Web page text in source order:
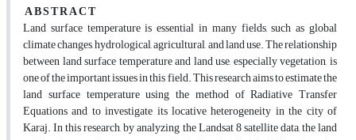
A B S T R A C T
Land surface temperature is essential in many fields, such as global
climate changes, hydrological, agricultural, and land use. The relationship
between land surface temperature and land use, especially vegetation, is
one of the important issues in this field. This research aims to estimate the
land surface temperature using the method of Radiative Transfer
Equations and to investigate its locative heterogeneity in the city of
Karaj. In this research, by analyzing the Landsat 8 satellite data, the land